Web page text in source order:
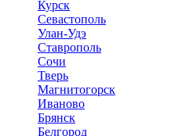
Курск
Севастополь
Улан-Удэ
Ставрополь
Сочи
Тверь
Магнитогорск
Иваново
Брянск
Белгород